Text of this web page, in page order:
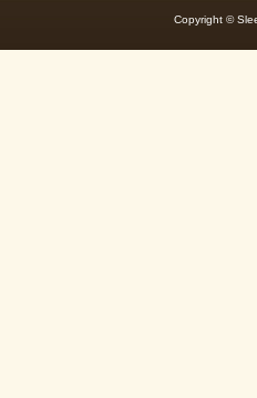
Copyright ©